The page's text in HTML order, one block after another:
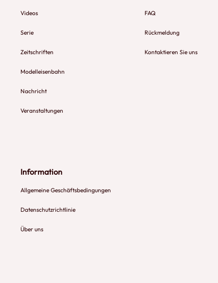
Videos
Serie
Zeitschriften
Modelleisenbahn
Nachricht
Veranstaltungen
FAQ
Rückmeldung
Kontaktieren Sie uns
Information
Allgemeine Geschäftsbedingungen
Datenschutzrichtlinie
Über uns